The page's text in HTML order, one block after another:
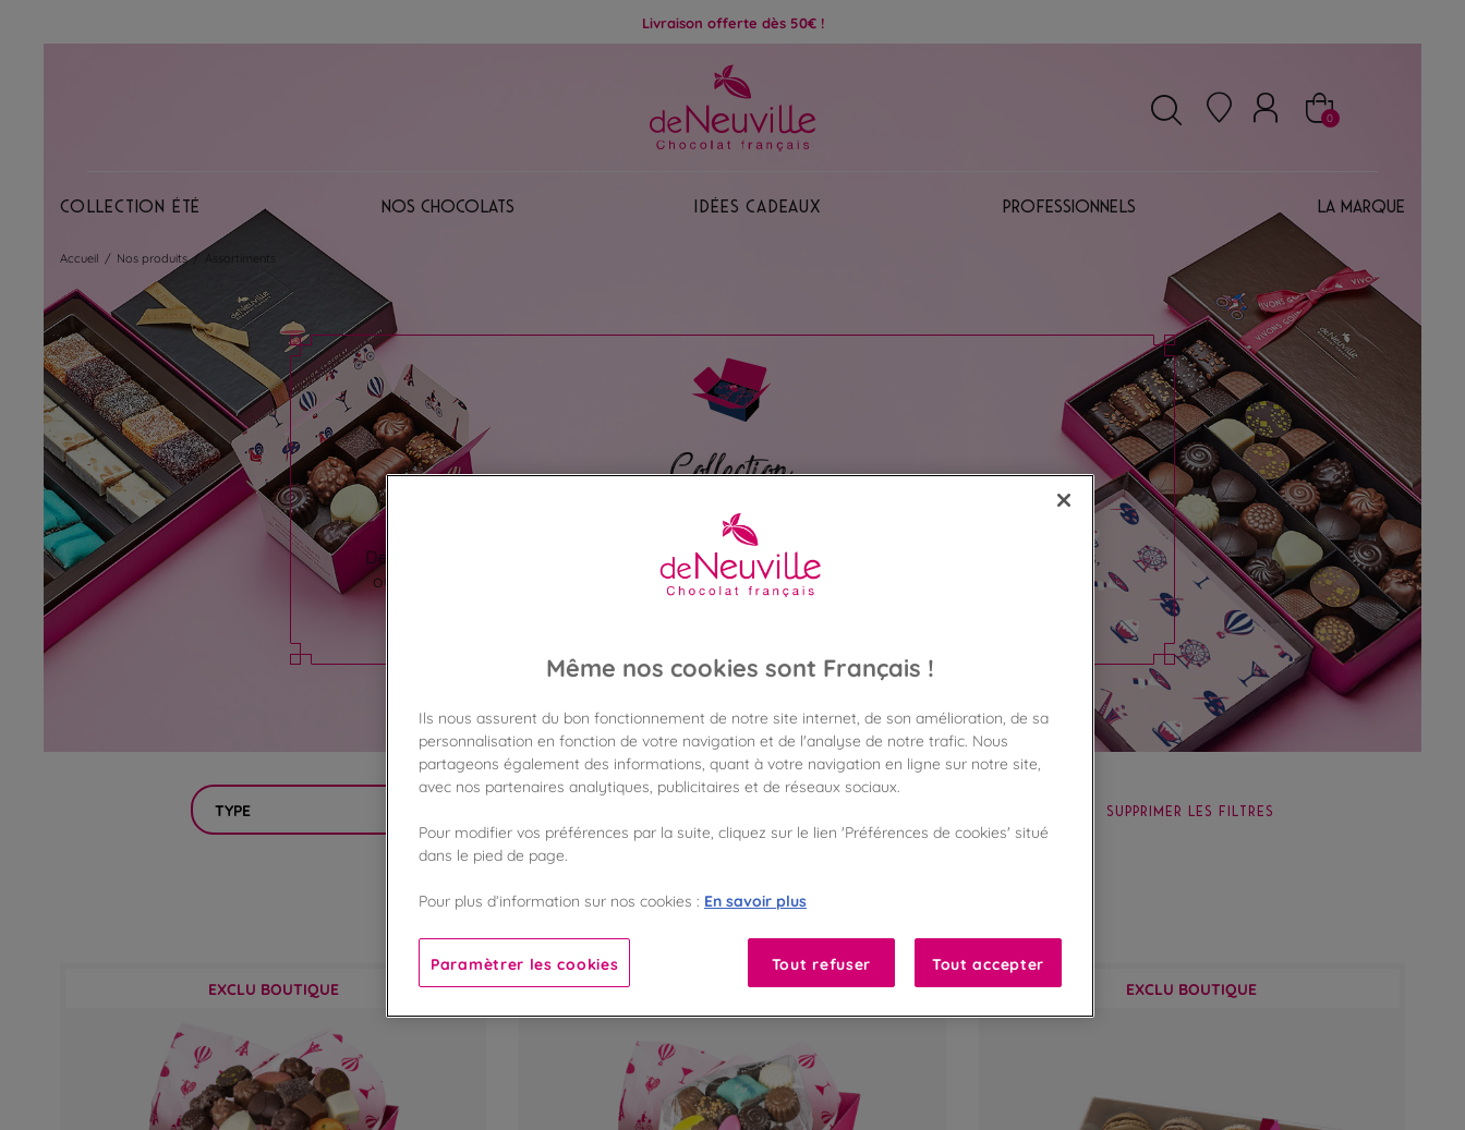
Livraison offerte dès 50€ !
0
Collection Été Nos chocolats Idées Cadeaux Professionnels La marque
Accueil / Nos produits / Assortiments
Collection
ASSORTIMENTS
Des douceurs chocolatées, praliné,intense ganache, des pâtes de fruits acidulées,
ou encore la caresse d'un calisson d'exception… le tout dans des écrins raffinés et colorés.
En savoir plus
TYPE SUPPRIMER LES FILTRES
100 100
Garantie sans huile de palme
EXCLU BOUTIQUE EXCLU BOUTIQUE EXCLU BOUTIQUE
Même nos cookies sont Français !
Ils nous assurent du bon fonctionnement de notre site internet, de son amélioration, de sa
personnalisation en fonction de votre navigation et de l'analyse de notre trafic. Nous
partageons également des informations, quant à votre navigation en ligne sur notre site,
avec nos partenaires analytiques, publicitaires et de réseaux sociaux.
Pour modifier vos préférences par la suite, cliquez sur le lien 'Préférences de cookies' situé
dans le pied de page.
Pour plus d’information sur nos cookies : En savoir plus
Paramètrer les cookies Tout refuser Tout accepter